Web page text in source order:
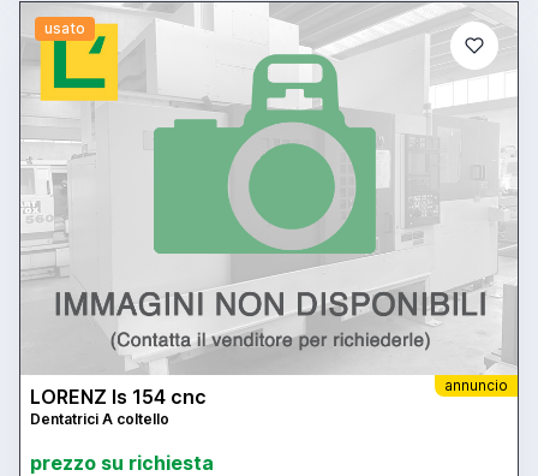
usato
annuncio
LORENZ ls 154 cnc
Dentatrici A coltello
prezzo su richiesta